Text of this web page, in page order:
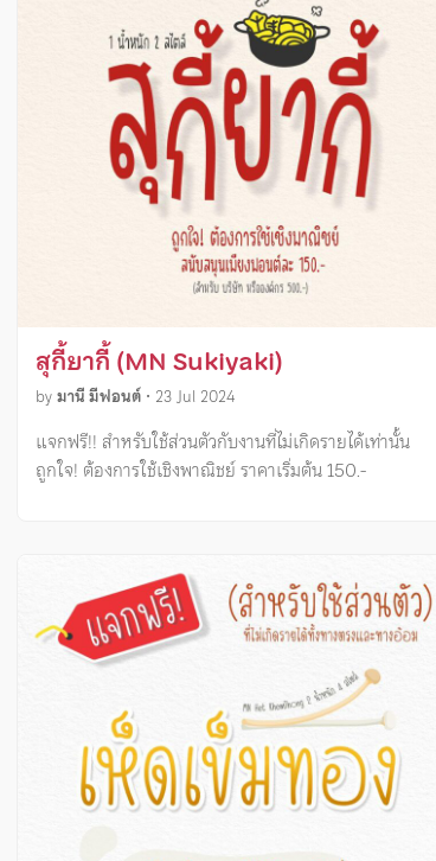
สุกี้ยากี้ (MN Sukiyaki)
byมานี มีฟอนต์ • 23 Jul 2024
แจกฟรี!! สำหรับใช้ส่วนตัวกับงานที่ไม่เกิดรายได้เท่านั้น
ถูกใจ! ต้องการใช้เชิงพาณิชย์ ราคาเริ่มต้น 150.-